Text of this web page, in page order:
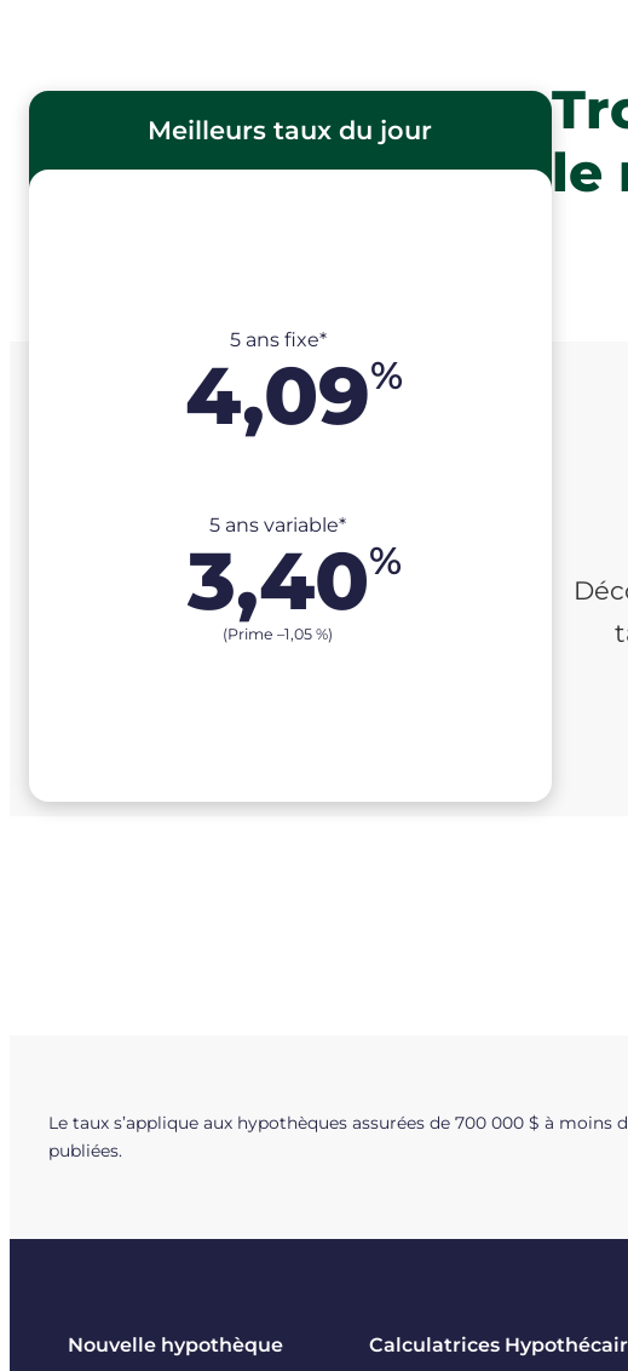
Meilleurs taux du jour
5 ans fixe*
4,09%
5 ans variable*
3,40%
(Prime –1,05 %)
le
Le taux s’applique aux hypothèques assurées de 700 000 $ à
publiées.
Nouvelle hypothèque
Calculatrices